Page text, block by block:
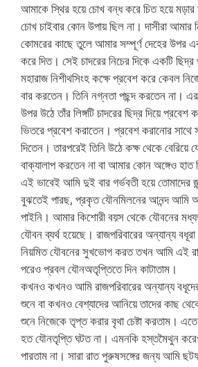
আমাকে স্থির হয়ে চোখ বন্ধ করে চিত হয়ে
চোখ চাইবার কোন উপায় ছিল না। দাসীরা আমার
কোমরের কাছে তুলে আমার সম্পূর্ণ দেহের উপর
করে দিত। সেই চাদরের নিচের দিকে একটি
মহারাজ নিশীথসিংহ কক্ষে প্রবেশ করে কেবল
বার করতেন। তিনি নগ্নতা পছন্দ করতেন না।
উপর উঠে তাঁর লিঙ্গটি চাদরের ছিদ্র দিয়ে প্রবেশ
ভিতরে প্রবেশ করাতেন। প্রবেশ করানোর সাথে
দিতেন। তারপরেই তিনি উঠে কক্ষ থেকে
বাক্যালাপ করতেন না বা আমার কোন অঙ্গেও হাত
এই ভাবেই আমি দুই বার গর্ভবতী হয়ে তোমাদের
বুঝতেই পারছ, প্রকৃত যৌনমিলনের আনন্দ
পাইনি। আমার কিশোরী বয়স থেকে যৌবনের
যৌবন ব্যর্থ হয়েছে। রাজপরিবারের অন্যান্য
নিয়মিত যৌবনের সুখভোগ করত তখন আমি এই
পরেও প্রবল যৌনঅতৃপ্তিতে দিন কাটাতাম।
কখনও কখনও আমি রাজপরিবারের অন্যান্য বধূদের
শুনে বা কখনও বেশ্যাদের আনিয়ে তাদের কাছ
শুনে নিজেকে তৃপ্ত করার বৃথা চেষ্টা করতাম।
হত যৌনতৃপ্তি ঘটত না। এমনকি হস্তমৈথুন
পারতাম না। সারা রাত পুরুষসঙ্গের জন্য আমি